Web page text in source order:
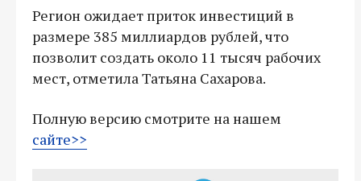
Регион ожидает приток инвестиций в
размере 385 миллиардов рублей, что
позволит создать около 11 тысяч рабочих
мест, отметила Татьяна Сахарова.
Полную версию смотрите на нашем
сайте>>